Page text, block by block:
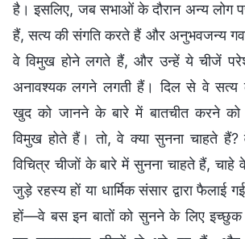
है। इसलिए, जब सभाओं के दौरान अन्य लोग
हैं, सत्य की संगति करते हैं और अनुभवजन्य
वे विमुख होने लगते हैं, और उन्हें ये चीजें
अनावश्यक लगने लगती हैं। दिल से वे
खुद को जानने के बारे में बातचीत करने
विमुख होते हैं। तो, वे क्या सुनना चाहते
विचित्र चीजों के बारे में सुनना चाहते हैं, चाहे
जुड़े रहस्य हों या धार्मिक संसार द्वारा
हों—वे बस इन बातों को सुनने के लिए